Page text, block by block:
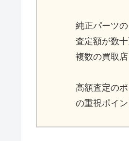
純正パーツ
査定額が数
複数の買取
高額査定の
の重視ポイ